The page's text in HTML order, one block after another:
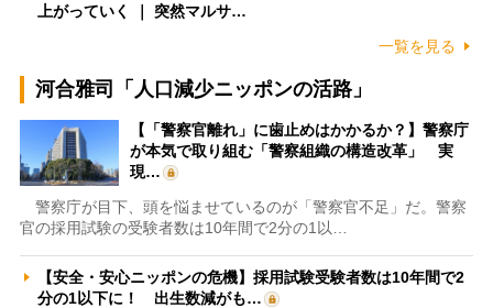
上がっていく ｜ 突然マルサ…
一覧を見る
河合雅司「人口減少ニッポンの活路」
【「警察官離れ」に歯止めはかかるか？】警察庁
が本気で取り組む「警察組織の構造改革」 実
現…
警察庁が目下、頭を悩ませているのが「警察官不足」だ。警察
官の採用試験の受験者数は10年間で2分の1以…
【安全・安心ニッポンの危機】採用試験受験者数は10年間で2
分の1以下に！ 出生数減がも…